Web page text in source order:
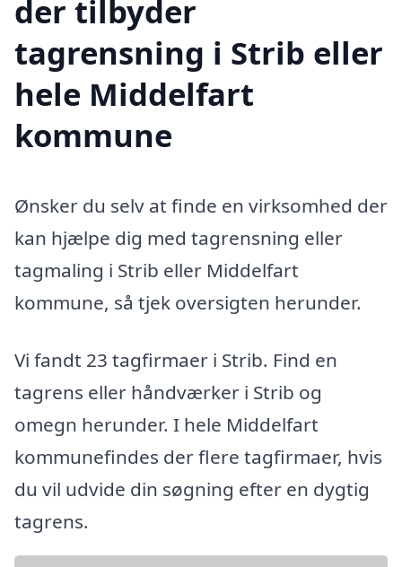
der tilbyder
tagrensning i Strib eller
hele Middelfart
kommune
Ønsker du selv at finde en virksomhed der
kan hjælpe dig med tagrensning eller
tagmaling i Strib eller Middelfart
kommune, så tjek oversigten herunder.
Vi fandt 23 tagfirmaer i Strib. Find en
tagrens eller håndværker i Strib og
omegn herunder. I hele Middelfart
kommunefindes der flere tagfirmaer, hvis
du vil udvide din søgning efter en dygtig
tagrens.